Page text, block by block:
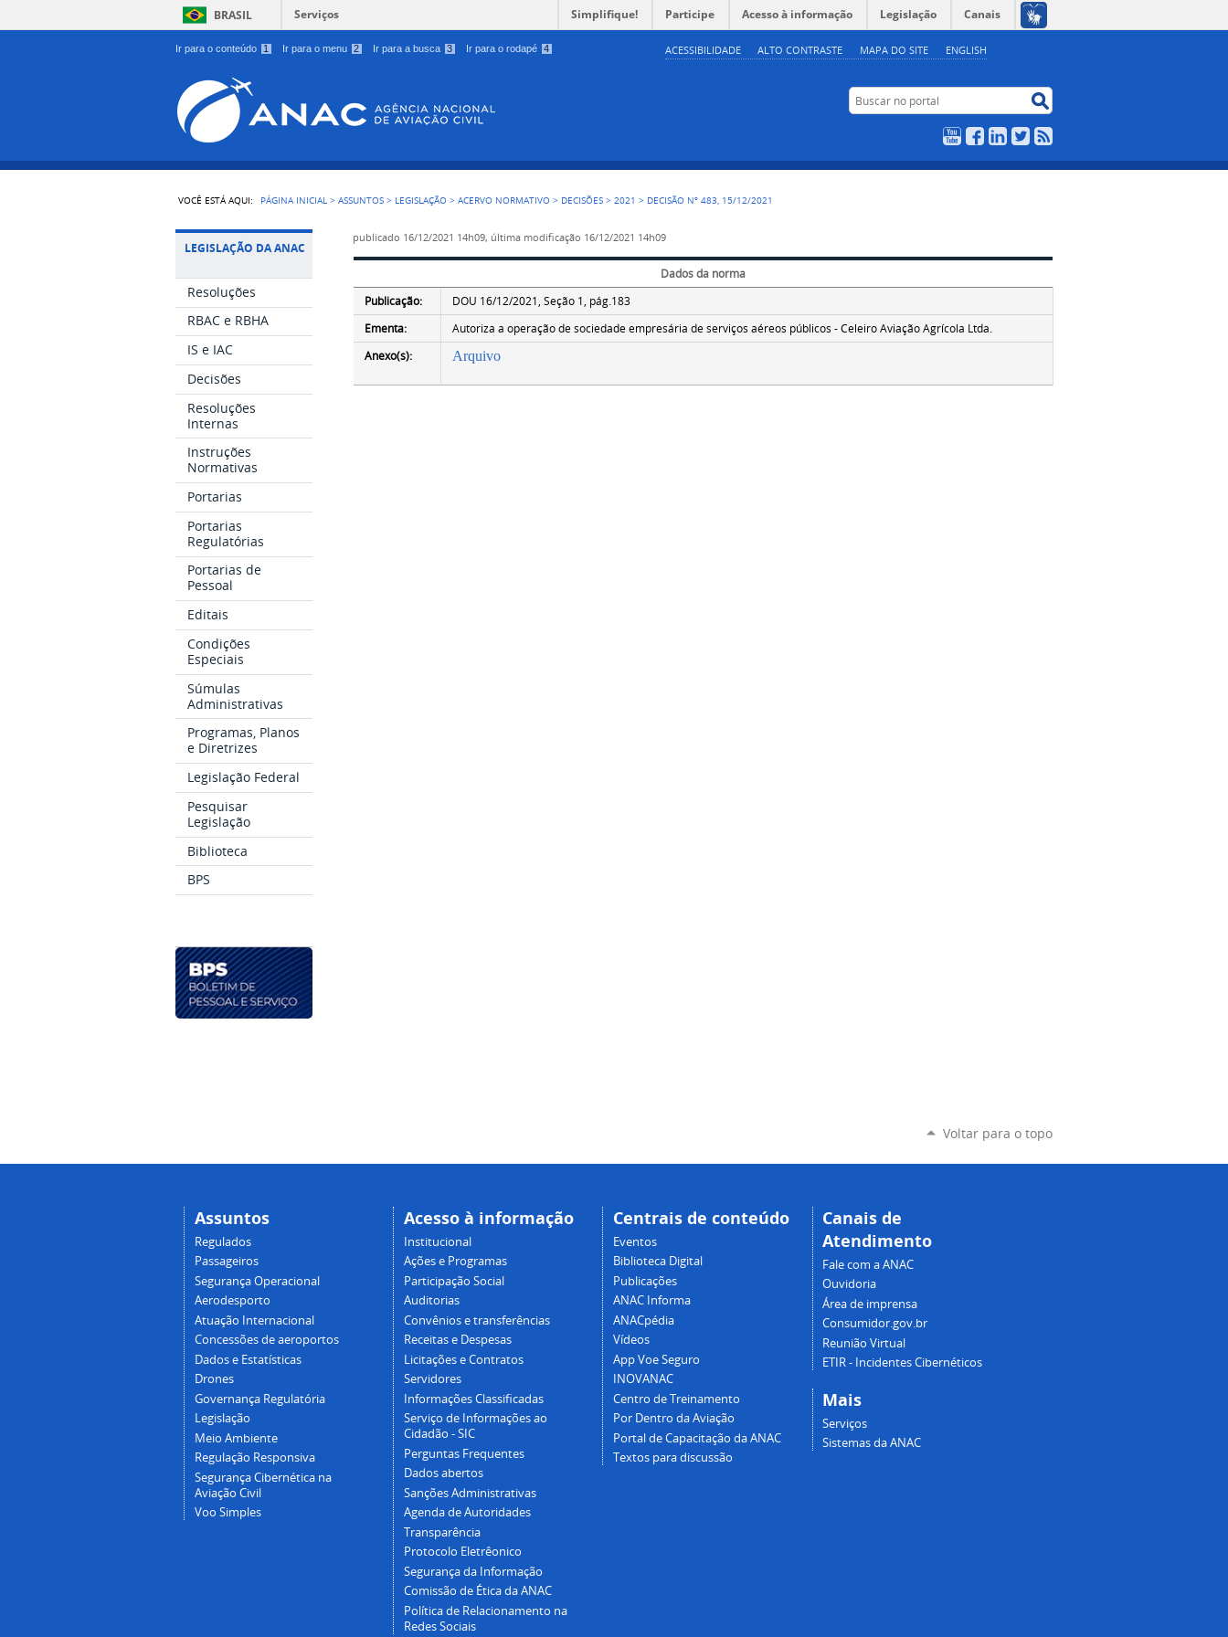
Ir para o conteúdo 1 Ir para o menu 2 Ir para a busca 3 Ir para o rodapé 4 ACESSIBILIDADE ALTO CONTRASTE MAPA DO SITE ENGLISH
BRASIL Serviços Simplifique! Participe Acesso à informação Legislação Canais
Buscar no portal
YouTubeFacebookLinkedIn
Twitter
VOCÊ ESTÁ AQUI: PÁGINA INICIAL >ASSUNTOS > LEGISLAÇÃO >ACERVO NORMATIVO > DECISÕES >2021 > DECISÃO Nº 483, 15/12/2021
LEGISLAÇÃO DA ANAC
Resoluções
RBAC e RBHA
IS e IAC
Decisões
Resoluções
Internas
Instruções
Normativas
Portarias
Portarias
Regulatórias
Portarias de
Pessoal
Editais
Condições
Especiais
Súmulas
Administrativas
Programas, Planos
e Diretrizes
Legislação Federal
Pesquisar
Legislação
Biblioteca
BPS
publicado 16/12/2021 14h09, última modificação 16/12/2021 14h09
Dados da norma
Publicação:
DOU 16/12/2021, Seção 1, pág.183
Ementa:
Autoriza a operação de sociedade empresária de serviços aéreos públicos - Celeiro Aviação Agrícola Ltda.
Anexo(s):
Arquivo
Voltar para o topo
Assuntos
Regulados
Passageiros
Segurança Operacional
Aerodesporto
Atuação Internacional
Concessões de aeroportos
Dados e Estatísticas
Drones
Governança Regulatória
Legislação
Meio Ambiente
Regulação Responsiva
Segurança Cibernética na
Aviação Civil
Voo Simples
Acesso à informação
Institucional
Ações e Programas
Participação Social
Auditorias
Convênios e transferências
Receitas e Despesas
Licitações e Contratos
Servidores
Informações Classificadas
Serviço de Informações ao
Cidadão - SIC
Perguntas Frequentes
Dados abertos
Sanções Administrativas
Agenda de Autoridades
Transparência
Protocolo Eletrêonico
Segurança da Informação
Comissão de Ética da ANAC
Política de Relacionamento na
Redes Sociais
Centrais de conteúdo
Eventos
Biblioteca Digital
Publicações
ANAC Informa
ANACpédia
Vídeos
App Voe Seguro
INOVANAC
Centro de Treinamento
Por Dentro da Aviação
Portal de Capacitação da ANAC
Textos para discussão
Canais de
Atendimento
Fale com a ANAC
Ouvidoria
Área de imprensa
Consumidor.gov.br
Reunião Virtual
ETIR - Incidentes Cibernéticos
Mais
Serviços
Sistemas da ANAC